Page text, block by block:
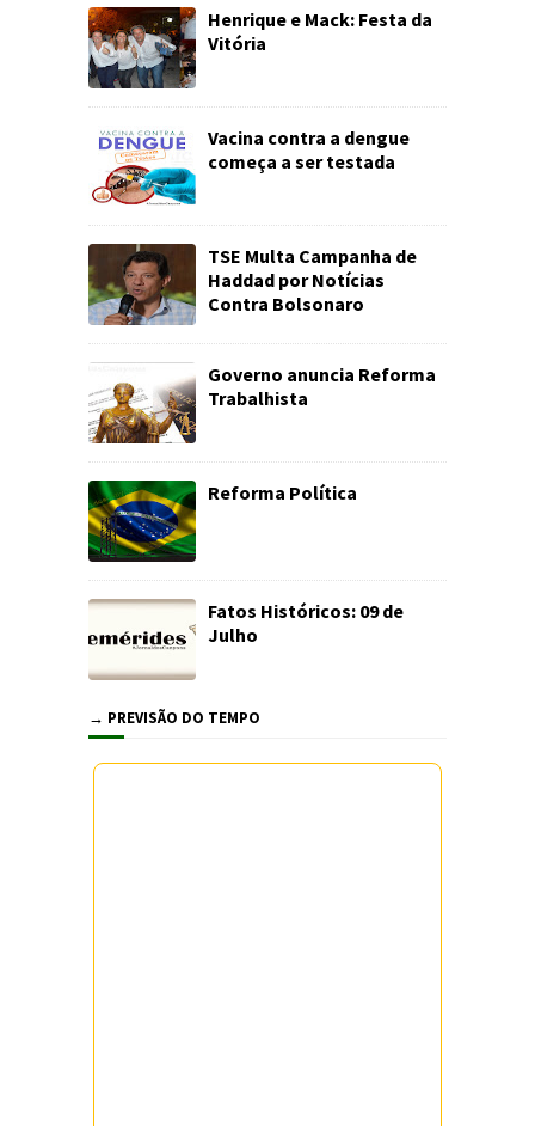
Henrique e Mack: Festa da
Vitória
Vacina contra a dengue
começa a ser testada
TSE Multa Campanha de
Haddad por Notícias
Contra Bolsonaro
Governo anuncia Reforma
Trabalhista
Reforma Política
Fatos Históricos: 09 de
Julho
→ PREVISÃO DO TEMPO